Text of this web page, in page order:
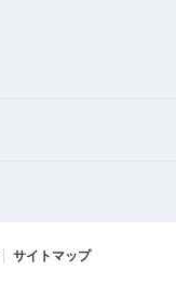
サイトマップ